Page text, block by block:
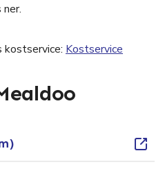
kostservice: Kostservice